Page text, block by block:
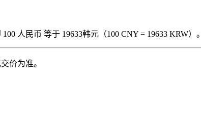
人民币 等于 19633韩元（100 CNY = 19633 KRW）。
价为准。